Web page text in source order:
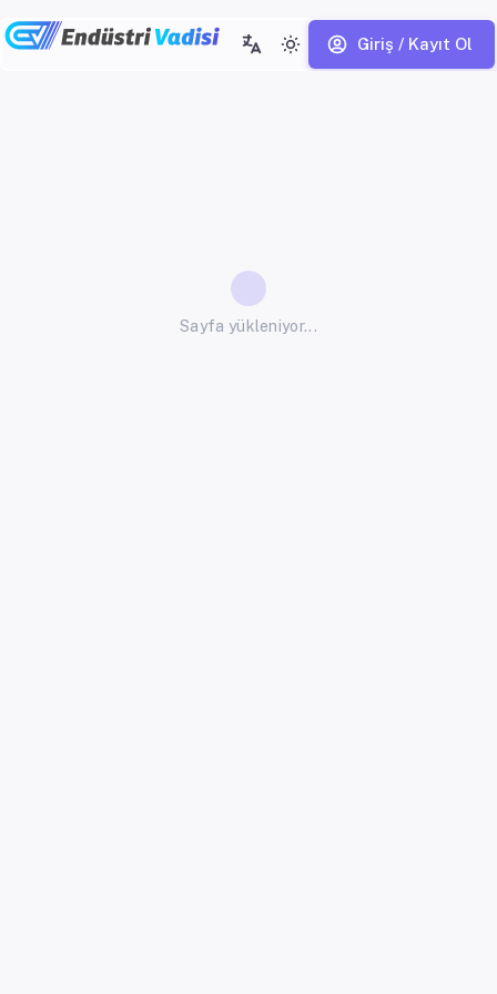
Giriş / Kayıt Ol
Sayfa yükleniyor...